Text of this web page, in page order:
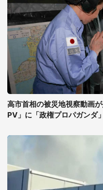
高市首相の被災地視察動画
PV」に「政権プロパガンダ